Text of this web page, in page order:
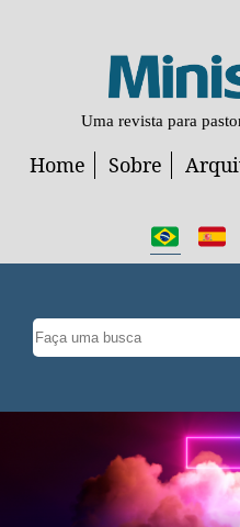
Uma revista para
Home Sobre